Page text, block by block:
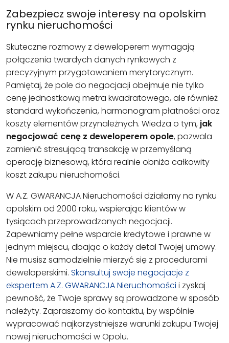
Zabezpiecz swoje interesy na opolskim
rynku nieruchomości
Skuteczne rozmowy z deweloperem wymagają
połączenia twardych danych rynkowych z
precyzyjnym przygotowaniem merytorycznym.
Pamiętaj, że pole do negocjacji obejmuje nie tylko
cenę jednostkową metra kwadratowego, ale również
standard wykończenia, harmonogram płatności oraz
koszty elementów przynależnych. Wiedza o tym, jak
negocjować cenę z deweloperem opole, pozwala
zamienić stresującą transakcję w przemyślaną
operację biznesową, która realnie obniża całkowity
koszt zakupu nieruchomości.
W A.Z. GWARANCJA Nieruchomości działamy na rynku
opolskim od 2000 roku, wspierając klientów w
tysiącach przeprowadzonych negocjacji.
Zapewniamy pełne wsparcie kredytowe i prawne w
jednym miejscu, dbając o każdy detal Twojej umowy.
Nie musisz samodzielnie mierzyć się z procedurami
deweloperskimi. Skonsultuj swoje negocjacje z
ekspertem A.Z. GWARANCJA Nieruchomości i zyskaj
pewność, że Twoje sprawy są prowadzone w sposób
należyty. Zapraszamy do kontaktu, by wspólnie
wypracować najkorzystniejsze warunki zakupu Twojej
nowej nieruchomości w Opolu.